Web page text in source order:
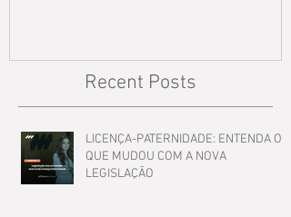
Recent Posts
LICENÇA-PATERNIDADE: ENTENDA O
QUE MUDOU COM A NOVA
LEGISLAÇÃO